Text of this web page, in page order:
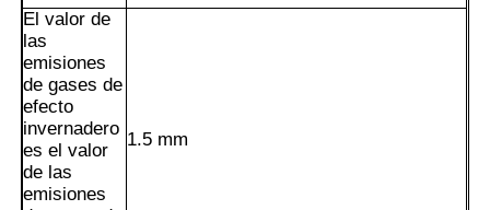
Hogar
Productos
Acerca de nosotros
El valor de
las
emisiones
de gases de
efecto
invernadero
es el valor
de las
emisiones
1.5 mm